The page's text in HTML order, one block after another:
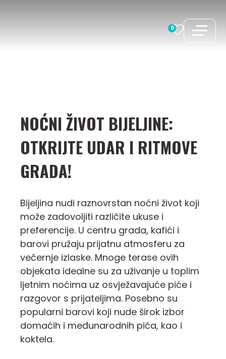
0
NOĆNI ŽIVOT BIJELJINE:
OTKRIJTE UDAR I RITMOVE
GRADA!
Bijeljina nudi raznovrstan noćni život koji
može zadovoljiti različite ukuse i
preferencije. U centru grada, kafići i
barovi pružaju prijatnu atmosferu za
večernje izlaske. Mnoge terase ovih
objekata idealne su za uživanje u toplim
ljetnim noćima uz osvježavajuće piće i
razgovor s prijateljima. Posebno su
popularni barovi koji nude širok izbor
domaćih i međunarodnih pića, kao i
koktela.